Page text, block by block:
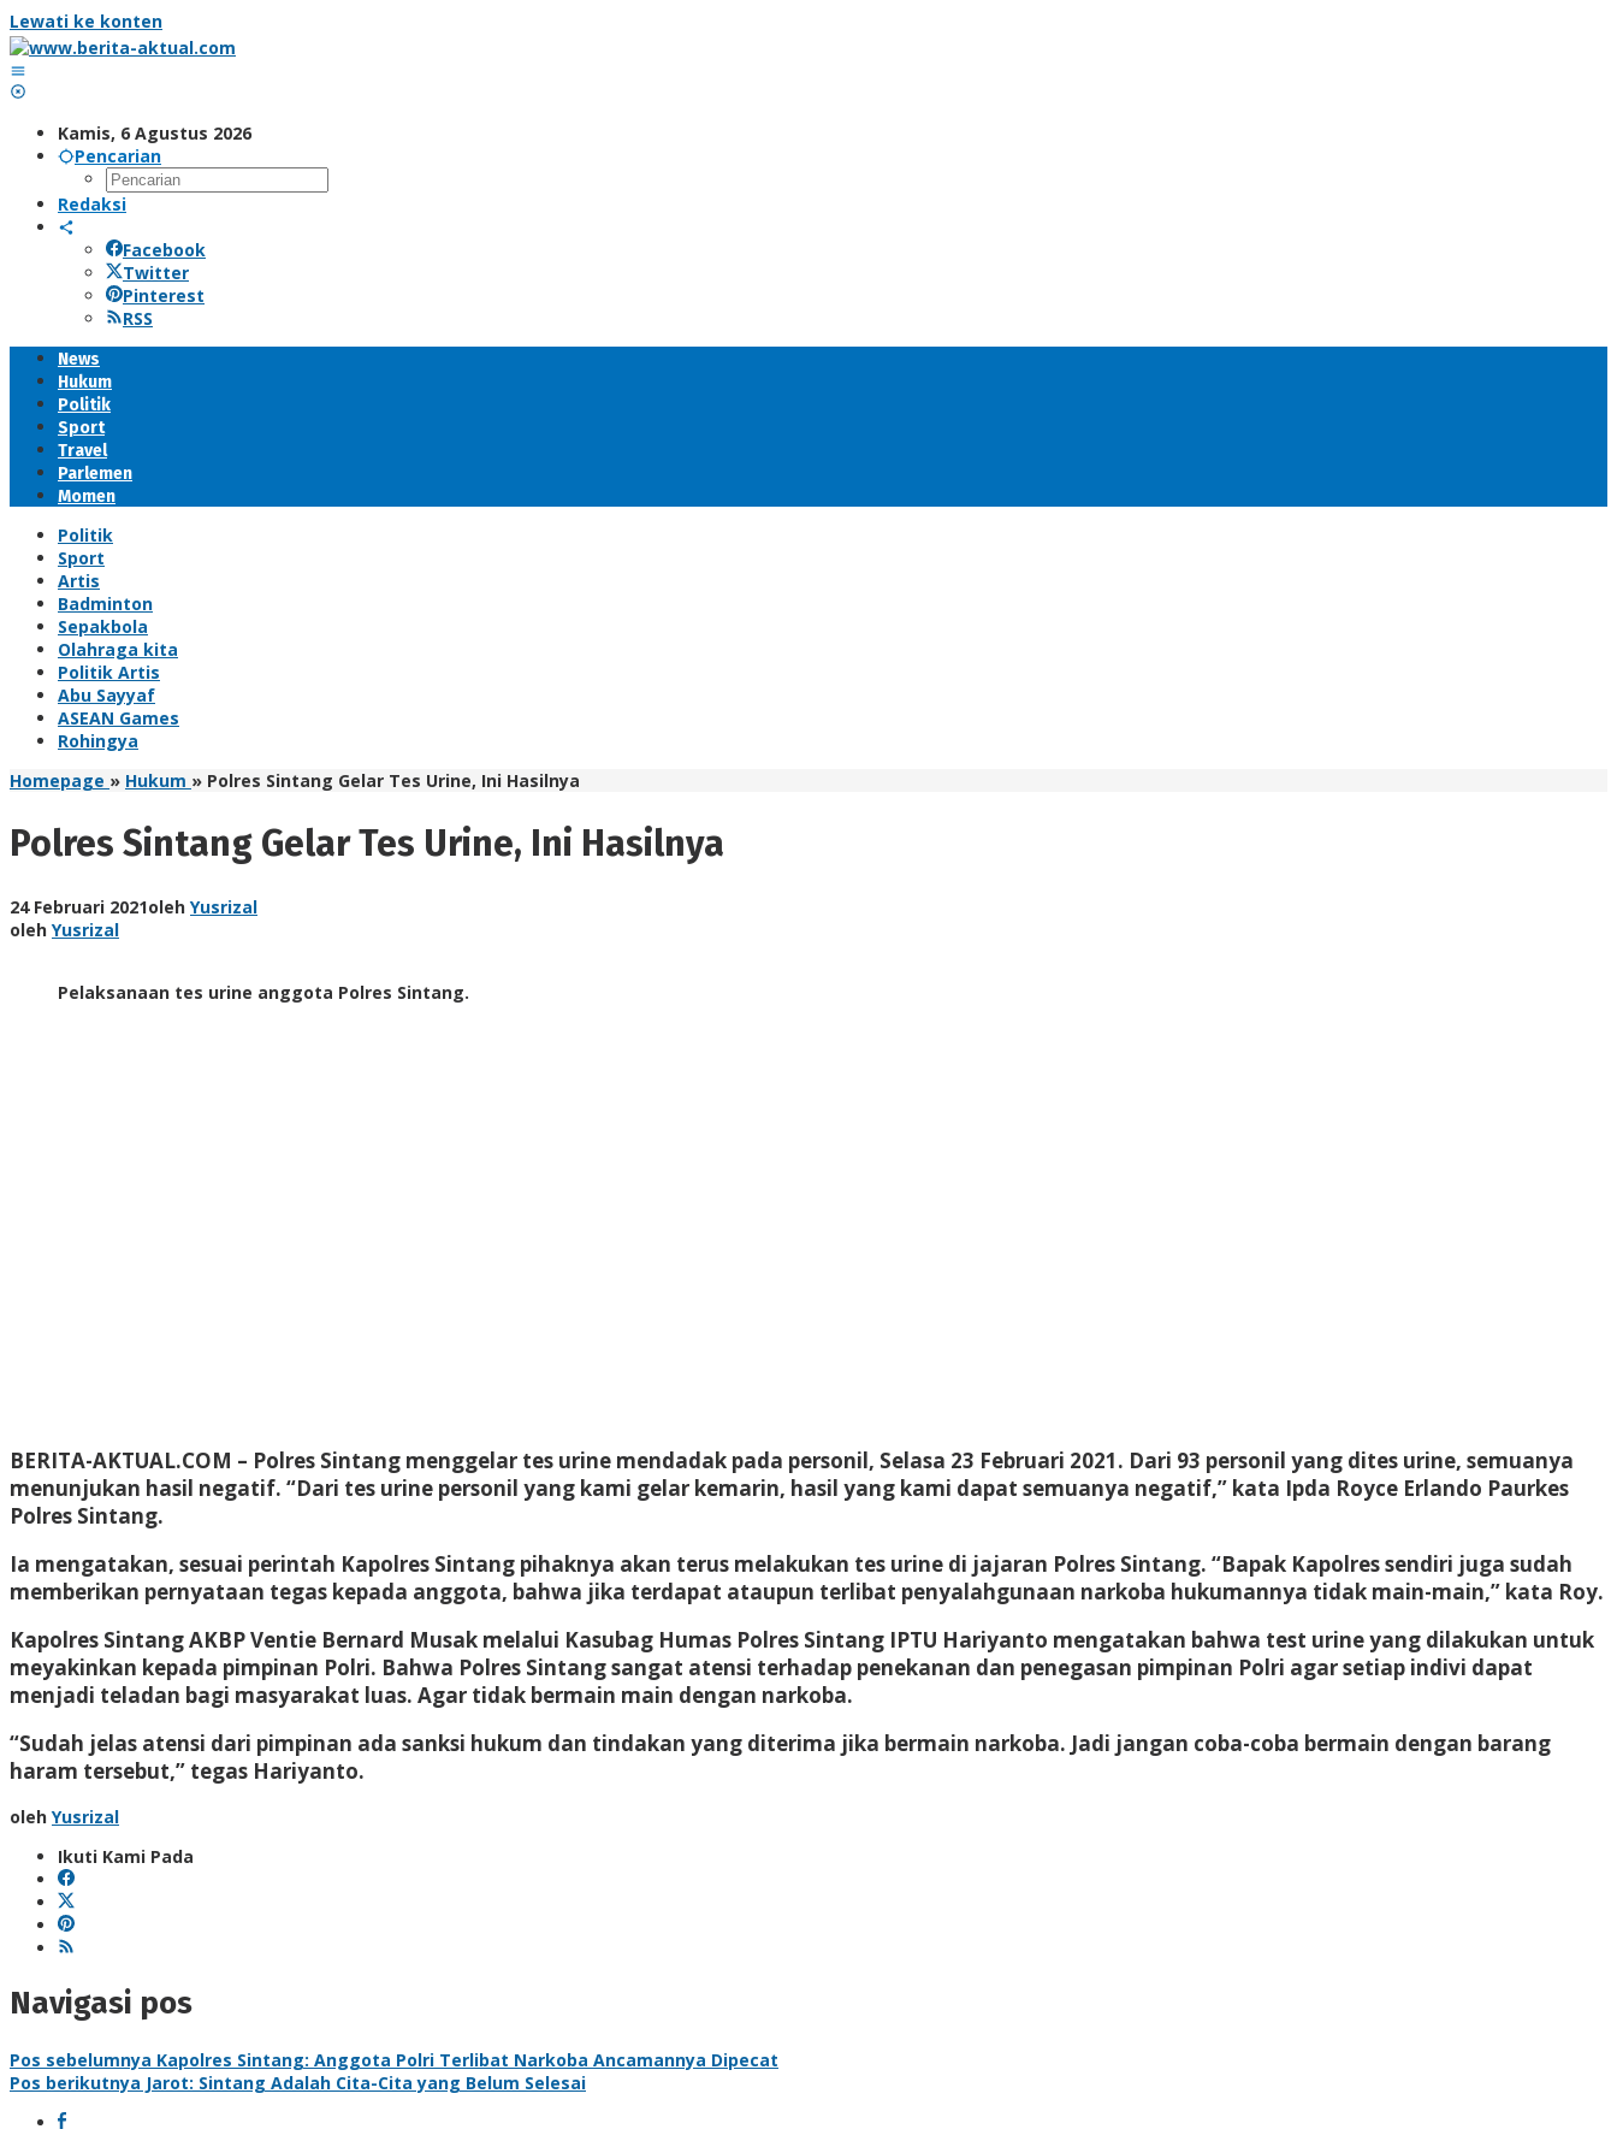
Lewati ke konten
Kamis, 6 Agustus 2026
Pencarian
Redaksi
Facebook
Twitter
Pinterest
RSS
News
Hukum
Politik
Sport
Travel
Parlemen
Momen
Politik
Sport
Artis
Badminton
Sepakbola
Olahraga kita
Politik Artis
Abu Sayyaf
ASEAN Games
Rohingya
Homepage » Hukum » Polres Sintang Gelar Tes Urine, Ini Hasilnya
Polres Sintang Gelar Tes Urine, Ini Hasilnya
24 Februari 2021oleh Yusrizal
oleh Yusrizal
Pelaksanaan tes urine anggota Polres Sintang.
BERITA-AKTUAL.COM – Polres Sintang menggelar tes urine mendadak pada personil, Selasa 23 Februari 2021. Dari 93 personil yang dites urine, semuanya
menunjukan hasil negatif. “Dari tes urine personil yang kami gelar kemarin, hasil yang kami dapat semuanya negatif,” kata Ipda Royce Erlando Paurkes
Polres Sintang.
Ia mengatakan, sesuai perintah Kapolres Sintang pihaknya akan terus melakukan tes urine di jajaran Polres Sintang. “Bapak Kapolres sendiri juga sudah
memberikan pernyataan tegas kepada anggota, bahwa jika terdapat ataupun terlibat penyalahgunaan narkoba hukumannya tidak main-main,” kata Roy.
Kapolres Sintang AKBP Ventie Bernard Musak melalui Kasubag Humas Polres Sintang IPTU Hariyanto mengatakan bahwa test urine yang dilakukan untuk
meyakinkan kepada pimpinan Polri. Bahwa Polres Sintang sangat atensi terhadap penekanan dan penegasan pimpinan Polri agar setiap indivi dapat
menjadi teladan bagi masyarakat luas. Agar tidak bermain main dengan narkoba.
“Sudah jelas atensi dari pimpinan ada sanksi hukum dan tindakan yang diterima jika bermain narkoba. Jadi jangan coba-coba bermain dengan barang
haram tersebut,” tegas Hariyanto.
oleh Yusrizal
Ikuti Kami Pada
Navigasi pos
Pos sebelumnya Kapolres Sintang: Anggota Polri Terlibat Narkoba Ancamannya Dipecat
Pos berikutnya Jarot: Sintang Adalah Cita-Cita yang Belum Selesai